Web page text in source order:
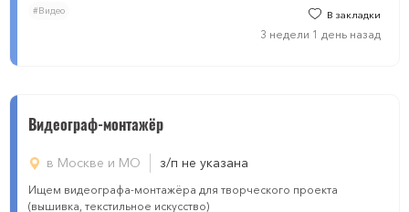
#Видео В закладки
3 недели 1 день назад
Видеограф-монтажёр
в Москве и МО з/п не указана
Ищем видеографа-монтажёра для творческого проекта
(вышивка, текстильное искусство)